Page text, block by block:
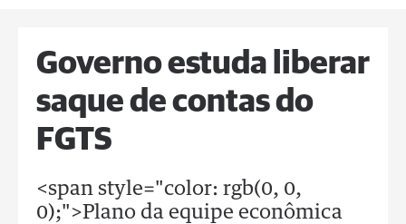
Governo estuda liberar
saque de contas do
FGTS
<span style="color: rgb(0, 0,
0);">Plano da equipe econômica